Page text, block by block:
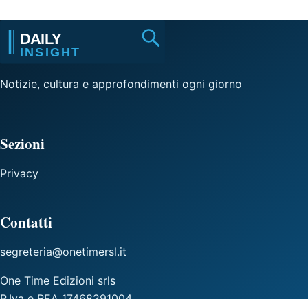
Notizie, cultura e approfondimenti ogni giorno
Sezioni
Privacy
Contatti
segreteria@onetimersl.it
One Time Edizioni srls